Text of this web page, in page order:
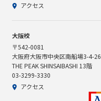
アクセス
大阪校
〒542-0081
大阪府大阪市中央区南船場3-4-26
THE PEAK SHINSAIBASHI 13階
03-3299-3330
アクセス